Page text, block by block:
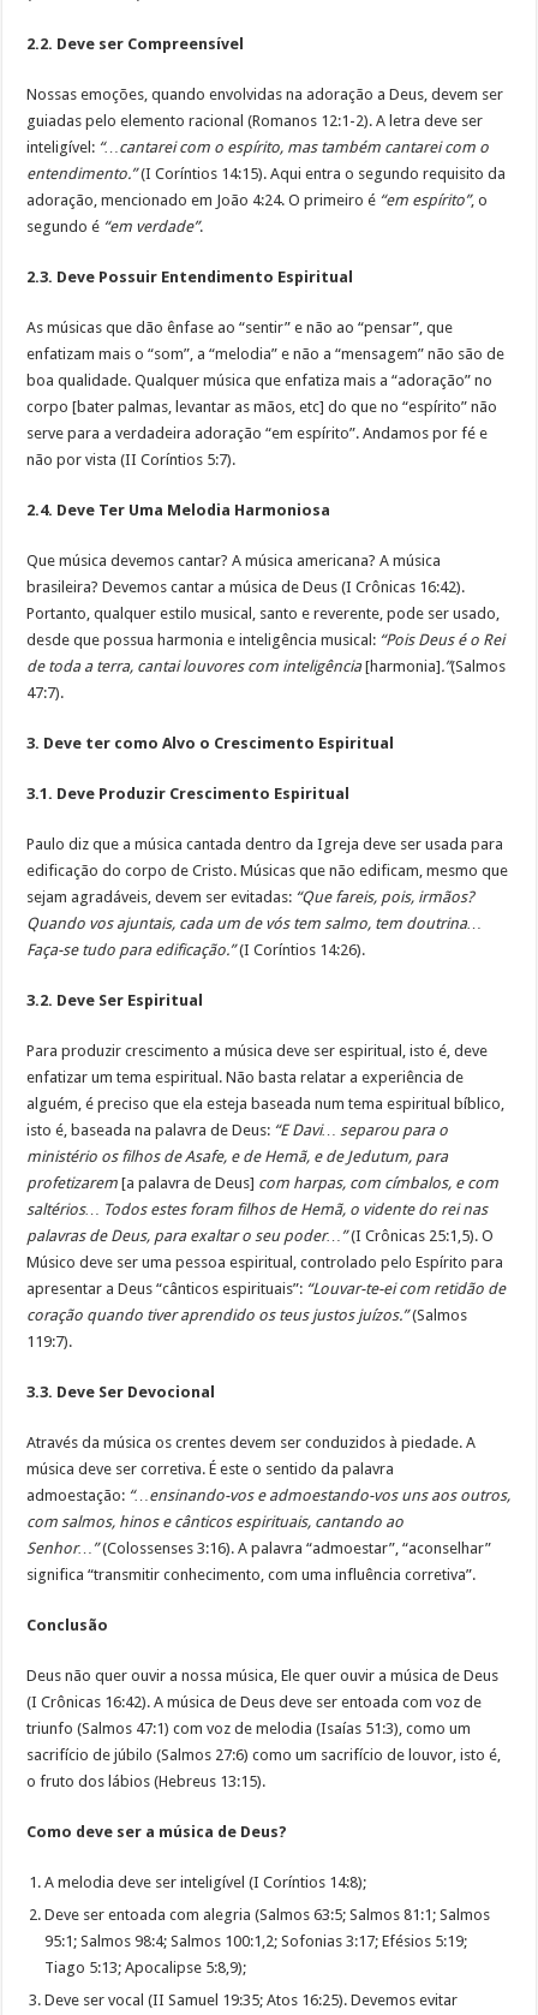
2.2. Deve ser Compreensível
Nossas emoções, quando envolvidas na adoração a Deus, devem ser
guiadas pelo elemento racional (Romanos 12:1-2). A letra deve ser
inteligível: “…cantarei com o espírito, mas também cantarei com o
entendimento.”(I Coríntios 14:15). Aqui entra o segundo requisito da
adoração, mencionado em João 4:24. O primeiro é “em espírito”, o
segundo é “em verdade”.
2.3. Deve Possuir Entendimento Espiritual
As músicas que dão ênfase ao “sentir” e não ao “pensar”, que
enfatizam mais o “som”, a “melodia” e não a “mensagem” não são de
boa qualidade. Qualquer música que enfatiza mais a “adoração” no
corpo [bater palmas, levantar as mãos, etc] do que no “espírito” não
serve para a verdadeira adoração “em espírito”. Andamos por fé e
não por vista (II Coríntios 5:7).
2.4. Deve Ter Uma Melodia Harmoniosa
Que música devemos cantar? A música americana? A música
brasileira? Devemos cantar a música de Deus (I Crônicas 16:42).
Portanto, qualquer estilo musical, santo e reverente, pode ser usado,
desde que possua harmonia e inteligência musical: “Pois Deus é o Rei
de toda a terra, cantai louvores com inteligência[harmonia].”(Salmos
47:7).
3. Deve ter como Alvo o Crescimento Espiritual
3.1. Deve Produzir Crescimento Espiritual
Paulo diz que a música cantada dentro da Igreja deve ser usada para
edificação do corpo de Cristo. Músicas que não edificam, mesmo que
sejam agradáveis, devem ser evitadas: “Que fareis, pois, irmãos?
Quando vos ajuntais, cada um de vós tem salmo, tem doutrina…
Faça-se tudo para edificação.”(I Coríntios 14:26).
3.2. Deve Ser Espiritual
Para produzir crescimento a música deve ser espiritual, isto é, deve
enfatizar um tema espiritual. Não basta relatar a experiência de
alguém, é preciso que ela esteja baseada num tema espiritual bíblico,
isto é, baseada na palavra de Deus: “E Davi… separou para o
ministério os filhos de Asafe, e de Hemã, e de Jedutum, para
profetizarem [a palavra de Deus] com harpas, com címbalos, e com
saltérios… Todos estes foram filhos de Hemã, o vidente do rei nas
palavras de Deus, para exaltar o seu poder…”(I Crônicas 25:1,5). O
Músico deve ser uma pessoa espiritual, controlado pelo Espírito para
apresentar a Deus “cânticos espirituais”: “Louvar-te-ei com retidão de
coração quando tiver aprendido os teus justos juízos.”(Salmos
119:7).
3.3. Deve Ser Devocional
Através da música os crentes devem ser conduzidos à piedade. A
música deve ser corretiva. É este o sentido da palavra
admoestação: “…ensinando-vos e admoestando-vos uns aos outros,
com salmos, hinos e cânticos espirituais, cantando ao
Senhor…”(Colossenses 3:16). A palavra “admoestar”, “aconselhar”
significa “transmitir conhecimento, com uma influência corretiva”.
Conclusão
Deus não quer ouvir a nossa música, Ele quer ouvir a música de Deus
(I Crônicas 16:42). A música de Deus deve ser entoada com voz de
triunfo (Salmos 47:1) com voz de melodia (Isaías 51:3), como um
sacrifício de júbilo (Salmos 27:6) como um sacrifício de louvor, isto é,
o fruto dos lábios (Hebreus 13:15).
Como deve ser a música de Deus?
A melodia deve ser inteligível (I Coríntios 14:8);
Deve ser entoada com alegria (Salmos 63:5; Salmos 81:1; Salmos
95:1; Salmos 98:4; Salmos 100:1,2; Sofonias 3:17; Efésios 5:19;
Tiago 5:13; Apocalipse 5:8,9);
Deve ser vocal (II Samuel 19:35; Atos 16:25). Devemos evitar